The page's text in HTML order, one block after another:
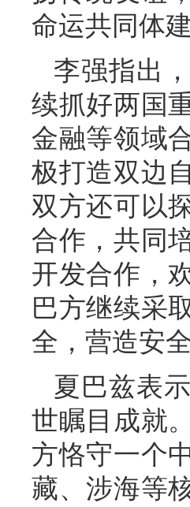
命运共同体
李强指出
续抓好两国
金融等领域
极打造双边
双方还可以
合作，共同
开发合作，
巴方继续采
全，营造安
夏巴兹表
世瞩目成就
方恪守一个
藏、涉海等